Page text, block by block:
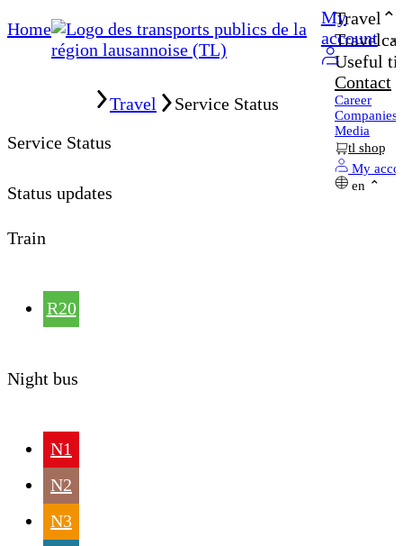
Home
My
account
Travel
Useful
Contact
Career
Companies
Media
tl shop
My
en
Travel
Service Status
Service Status
Status updates
Train
R20
Night bus
N1
N2
N3